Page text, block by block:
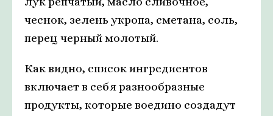
чеснок, зелень укропа, сметана, соль,
перец черный молотый.
Как видно, список ингредиентов
включает в себя разнообразные
продукты, которые воедино создадут